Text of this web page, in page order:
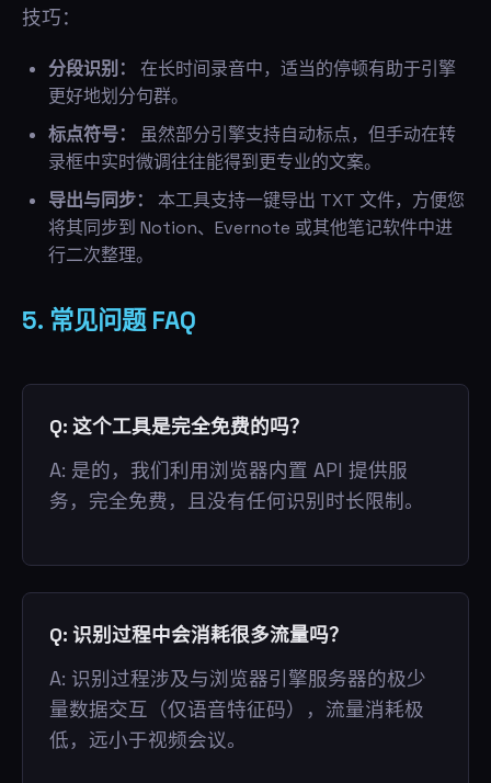
技巧：
分段识别：
在长时间录音中，适当的停顿有助于引擎
更好地划分句群。
标点符号：
虽然部分引擎支持自动标点，但手动在转
录框中实时微调往往能得到更专业的文案。
导出与同步：
本工具支持一键导出 TXT 文件，方便您
将其同步到 Notion、Evernote 或其他笔记软件中进
行二次整理。
5. 常见问题 FAQ
Q: 这个工具是完全免费的吗？
A: 是的，我们利用浏览器内置 API 提供服
务，完全免费，且没有任何识别时长限制。
Q: 识别过程中会消耗很多流量吗？
A: 识别过程涉及与浏览器引擎服务器的极少
量数据交互（仅语音特征码），流量消耗极
低，远小于视频会议。